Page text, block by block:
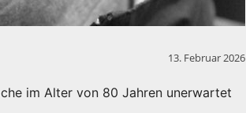
13. Februar 2026
im Alter von 80 Jahren unerwartet